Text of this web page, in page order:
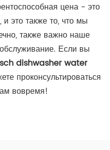
цена - это
и это также то, что мы
также важно наше
Если вы
dishwasher water
проконсультироваться
вовремя!